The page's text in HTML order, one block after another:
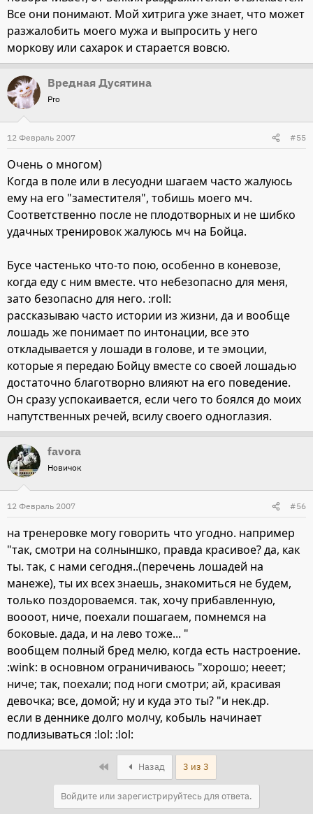
Все они понимают. Мой хитрига уже знает, что может
разжалобить моего мужа и выпросить у него
моркову или сахарок и старается вовсю.
Вредная Дусятина
Pro
12 Февраль 2007 #55
Очень о многом)
Когда в поле или в лесуодни шагаем часто жалуюсь
ему на его "заместителя", тобишь моего мч.
Соответственно после не плодотворных и не шибко
удачных тренировок жалуюсь мч на Бойца.
Бусе частенько что-то пою, особенно в коневозе,
когда еду с ним вместе. что небезопасно для меня,
зато безопасно для него. :roll:
рассказываю часто истории из жизни, да и вообще
лошадь же понимает по интонации, все это
откладывается у лошади в голове, и те эмоции,
которые я передаю Бойцу вместе со своей лошадью
достаточно благотворно влияют на его поведение.
Он сразу успокаивается, если чего то боялся до моих
напутственных речей, всилу своего одноглазия.
favora
Новичок
12 Февраль 2007 #56
на тренеровке могу говорить что угодно. например
"так, смотри на солныншко, правда красивое? да, как
ты. так, с нами сегодня..(перечень лошадей на
манеже), ты их всех знаешь, знакомиться не будем,
только поздороваемся. так, хочу прибавленную,
воооот, ниче, поехали пошагаем, помнемся на
боковые. дада, и на лево тоже... "
вообщем полный бред мелю, когда есть настроение.
:wink: в основном ограничиваюсь "хорошо; нееет;
ниче; так, поехали; под ноги смотри; ай, красивая
девочка; все, домой; ну и куда это ты? "и нек.др.
если в деннике долго молчу, кобыль начинает
подлизываться :lol: :lol:
Назад 3 из 3
Войдите или зарегистрируйтесь для ответа.